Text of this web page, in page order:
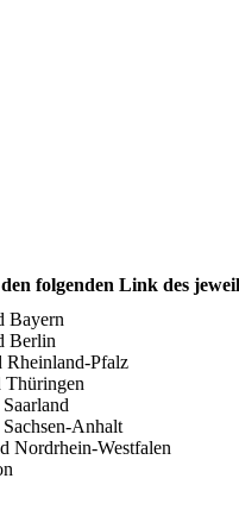
folgenden Link des
Bayern
Berlin
Rheinland-Pfalz
Thüringen
Anhalt
Nordrhein-Westfalen